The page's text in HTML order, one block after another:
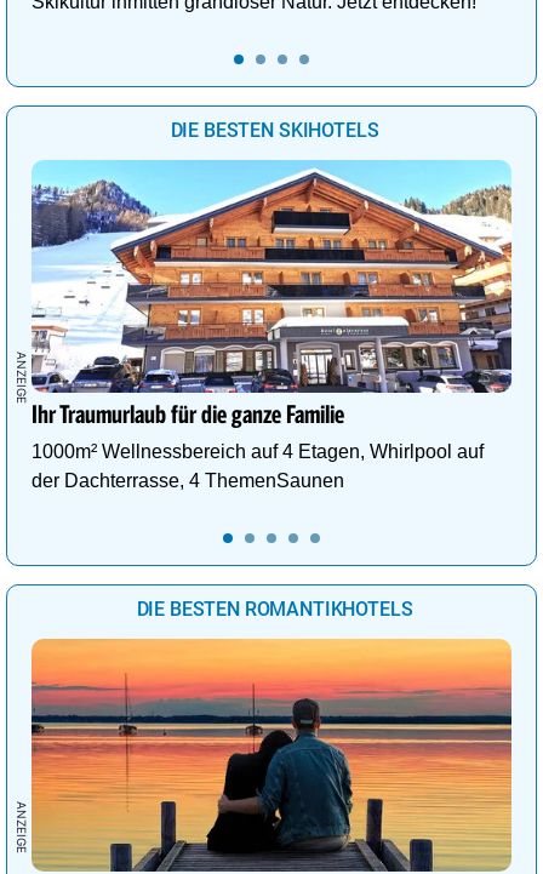
DIE BESTEN SKIHOTELS
Ihr Traumurlaub für die ganze Familie
1000m² Wellnessbereich auf 4 Etagen, Whirlpool auf
der Dachterrasse, 4 ThemenSaunen
DIE BESTEN ROMANTIKHOTELS